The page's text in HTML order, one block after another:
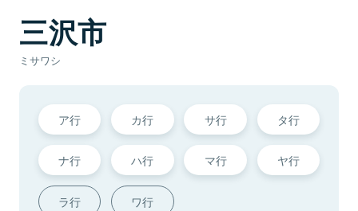
三沢市
ミサワシ
ア行 カ行 サ行 タ行
ナ行 ハ行 マ行 ヤ行
ラ行 ワ行